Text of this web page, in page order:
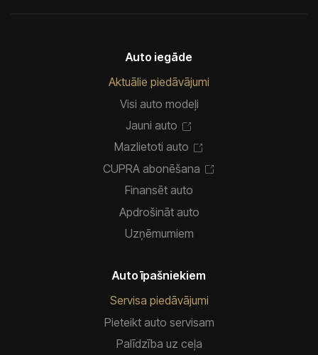
Auto iegāde
Aktuālie piedāvājumi
Visi auto modeļi
Jauni auto
Mazlietoti auto
CUPRA abonēšana
Finansēt auto
Apdrošināt auto
Uzņēmumiem
Auto īpašniekiem
Servisa piedāvājumi
Pieteikt auto servisam
Palīdzība uz ceļa